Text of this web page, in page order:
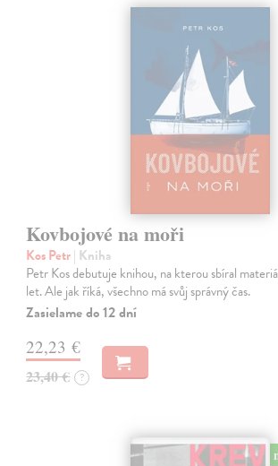
Kovbojové na moři
Kos Petr| Kniha
Petr Kos debutuje knihou, na kterou sbíral
let. Ale jak říká, všechno má svůj správný čas.
Zasielame do 12 dní
22,23 €
23,40 € ?